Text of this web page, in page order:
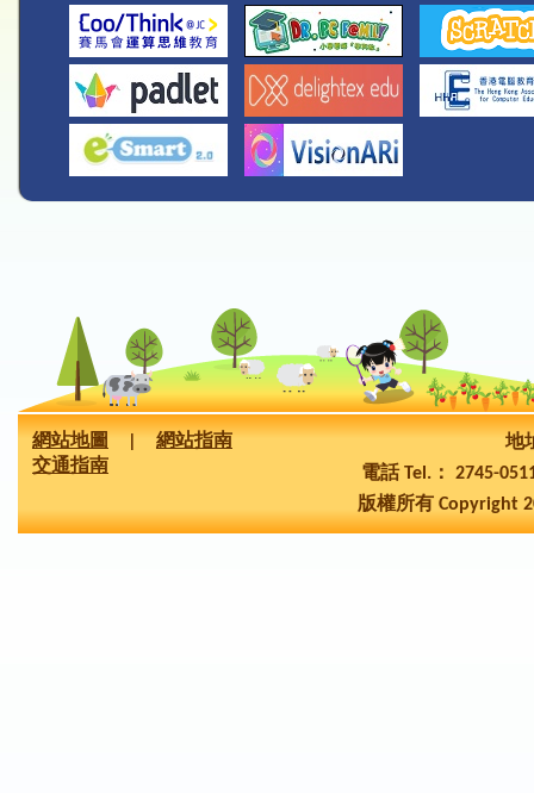
網站地圖
網站指南
交通指南
地
電話 Tel.： 2745-
版權所有 Copyright